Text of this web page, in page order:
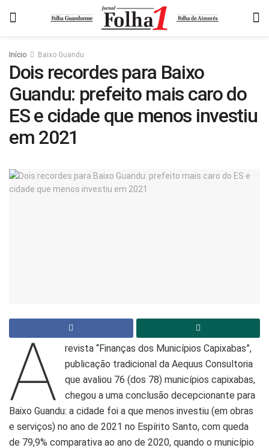
Início Baixo Guandu
Dois recordes para Baixo
Guandu: prefeito mais caro do
ES e cidade que menos investiu
em 2021
A
revista “Finanças dos Municípios Capixabas”,
publicação tradicional da Aequus Consultoria
que avaliou 76 (dos 78) municípios capixabas,
chegou a uma conclusão decepcionante para
Baixo Guandu: a cidade foi a que menos investiu (em obras
e serviços) no ano de 2021 no Espírito Santo, com queda
de 79,9% comparativa ao ano de 2020, quando o município